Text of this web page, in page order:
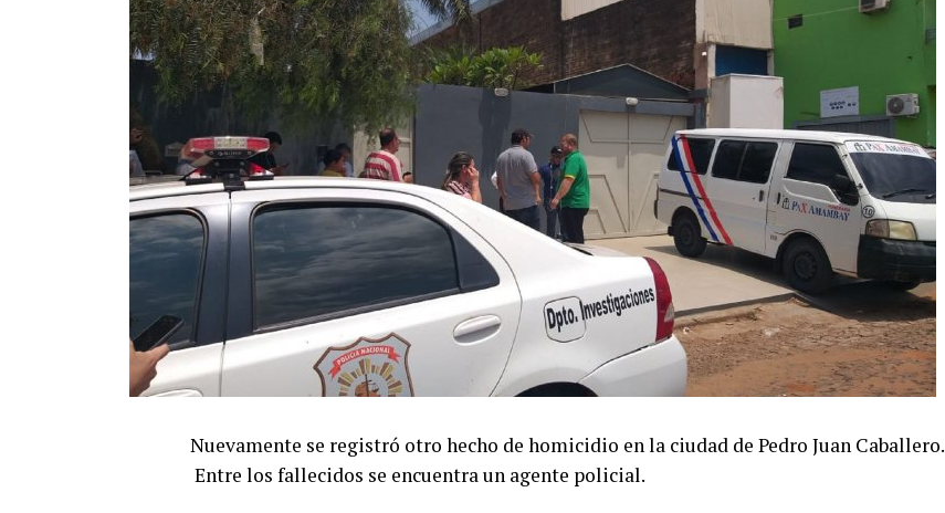
Nuevamente se registró otro hecho de homicidio en la ciudad de Pedro Juan Caballero.
Entre los fallecidos se encuentra un agente policial.